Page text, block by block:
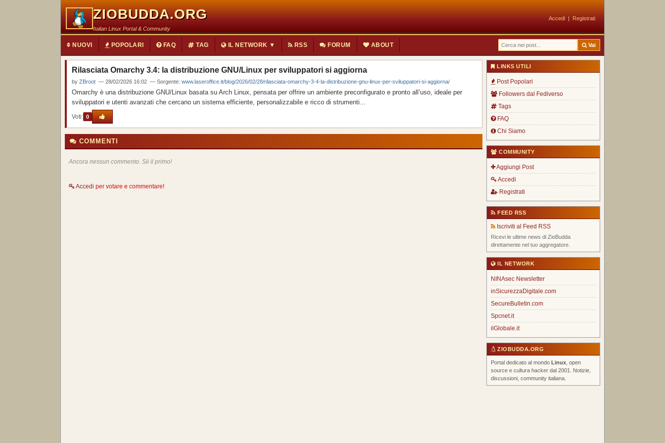
ZIOBUDDA.ORG
Italian Linux Portal & Community
Accedi | Registrati
NUOVI POPOLARI FAQ TAG IL NETWORK ▼ RSS FORUM ABOUT Vai
Rilasciata Omarchy 3.4: la distribuzione GNU/Linux per sviluppatori si aggiorna
by ZBroot — 28/02/2026 16:02 — Sorgente: www.laseroffice.it/blog/2026/02/28/rilasciata-omarchy-3-4-la-distribuzione-gnu-linux-per-sviluppatori-si-aggiorna/
Omarchy è una distribuzione GNU/Linux basata su Arch Linux, pensata per offrire un ambiente preconfigurato e pronto all’uso, ideale per
sviluppatori e utenti avanzati che cercano un sistema efficiente, personalizzabile e ricco di strumenti...
Voti: 0
COMMENTI
Ancora nessun commento. Sii il primo!
Accedi per votare e commentare!
LINKS UTILI
Post Popolari
Followers dal Fediverso
Tags
FAQ
Chi Siamo
COMMUNITY
Aggiungi Post
Accedi
Registrati
FEED RSS
Iscriviti al Feed RSS
Ricevi le ultime news di ZioBudda
direttamente nel tuo aggregatore.
IL NETWORK
NINAsec Newsletter
inSicurezzaDigitale.com
SecureBulletin.com
Spcnet.it
ilGlobale.it
ZIOBUDDA.ORG
Portal dedicato al mondo Linux , open
source e cultura hacker dal 2001. Notizie,
discussioni, community italiana.